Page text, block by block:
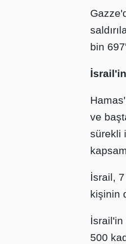
bin
ve
sürekli
İsrail,
kişinin
İsrail'in
500